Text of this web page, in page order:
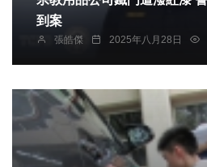
到案
張皓傑 2025年八月28日